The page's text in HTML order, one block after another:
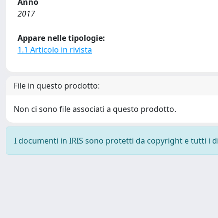
2017
Appare nelle tipologie:
1.1 Articolo in rivista
File in questo prodotto:
Non ci sono file associati a questo prodotto.
I documenti in IRIS sono protetti da copyright e tutti i